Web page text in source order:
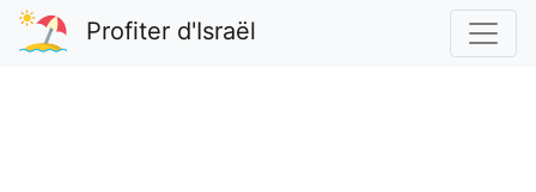
Profiter d'Israël